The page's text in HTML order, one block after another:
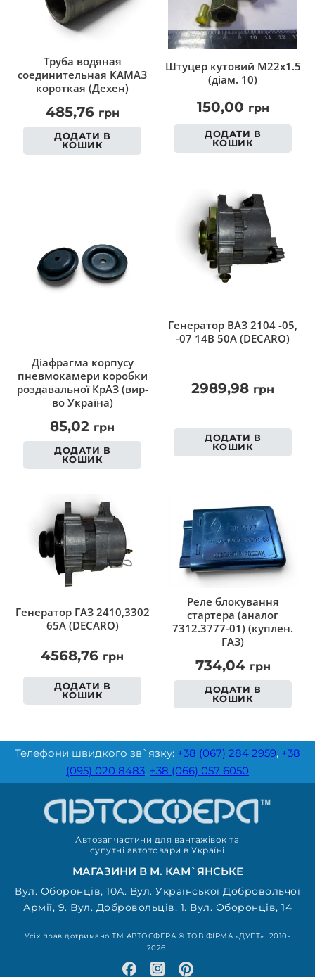
Труба водяная
соединительная КАМАЗ
короткая (Дехен)
485,76 грн
ДОДАТИ В
КОШИК
Штуцер кутовий M22x1.5
(діам. 10)
150,00 грн
ДОДАТИ В
КОШИК
Діафрагма корпусу
пневмокамери коробки
роздавальної КрАЗ (вир-
во Україна)
85,02 грн
ДОДАТИ В
КОШИК
Генератор ВАЗ 2104 -05,
-07 14В 50А (DECARO)
2989,98 грн
ДОДАТИ В
КОШИК
Генератор ГАЗ 2410,3302
65А (DECARO)
4568,76 грн
ДОДАТИ В
КОШИК
Реле блокування
стартера (аналог
7312.3777-01) (куплен.
ГАЗ)
734,04 грн
ДОДАТИ В
КОШИК
Телефони швидкого зв`язку: +38 (067) 284 2959, +38
(095) 020 8483, +38 (066) 057 6050
Автозапчастини для вантажівок та
супутні автотовари в Україні
МАГАЗИНИ В М. КАМ`ЯНСЬКЕ
Вул. Оборонців, 10А. Вул. Української Добровольчої
Армії, 9. Вул. Добровольців, 1. Вул. Оборонців, 14
Усіх прав дотримано ТМ АВТОСФЕРА ® ТОВ ФІРМА «ДУЕТ» 2010-
2026